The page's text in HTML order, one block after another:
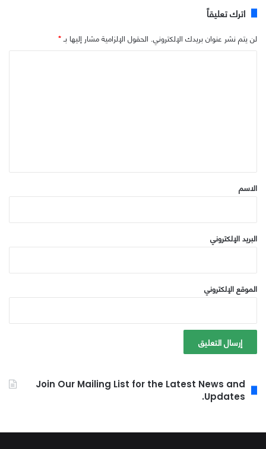
اترك تعليقاً
لن يتم نشر عنوان بريدك الإلكتروني. الحقول الإلزامية مشار إليها بـ*
*
الاسم
البريد الإلكتروني
الموقع الإلكتروني
Join Our Mailing List for the Latest News and
Updates.